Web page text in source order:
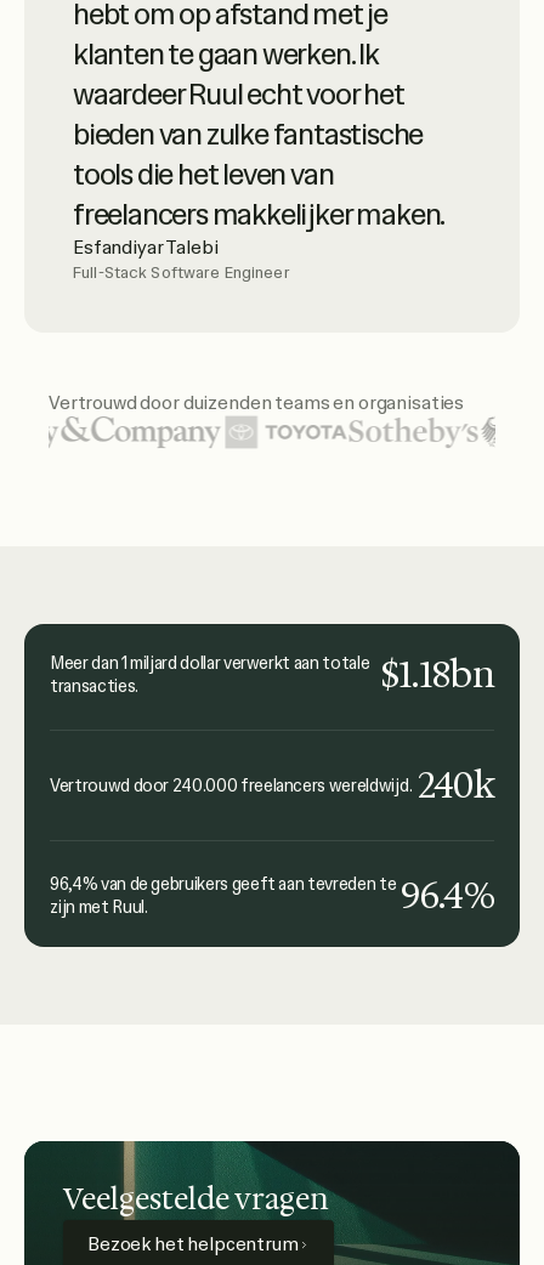
geavanceerde online diensten,
met uitschieters van
klantenservice op hoog niveau. Ze
zijn zeer professioneel – een
echte aanrader.
Luciano Landaeta
hebt om op afstand met je
klanten te gaan werken. Ik
waardeer Ruul echt voor het
bieden van zulke fantastische
tools die het leven van
freelancers makkelijker maken.
Esfandiyar Talebi
Full-Stack Software Engineer
efficiënt afhandelen. Ik ben ook
Vertrouwd door duizenden teams en organisaties
Meer dan 1 miljard dollar verwerkt aan totale
transacties.
$1.18bn
Vertrouwd door 240.000 freelancers wereldwijd. 240k
96,4% van de gebruikers geeft aan tevreden te
zijn met Ruul.
96.4%
Veelgestelde vragen
Bezoek het helpcentrum